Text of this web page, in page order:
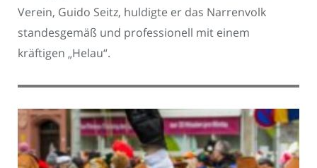
Verein, Guido Seitz, huldigte er das Narrenvolk
standesgemäß und professionell mit einem
kräftigen „Helau“.